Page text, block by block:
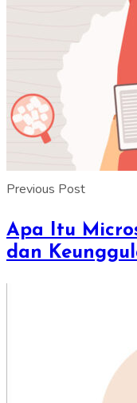
Previous Post
Apa Itu
dan